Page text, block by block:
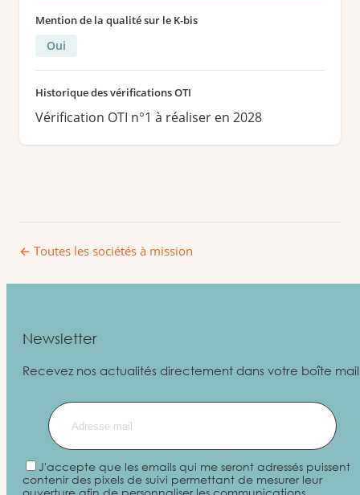
Mention de la qualité sur le K-bis
Oui
Historique des vérifications OTI
Vérification OTI n°1 à réaliser en 2028
← Toutes les sociétés à mission
Newsletter
Recevez nos actualités directement dans votre boîte mail
J'accepte que les emails qui me seront adressés puissent
contenir des pixels de suivi permettant de mesurer leur